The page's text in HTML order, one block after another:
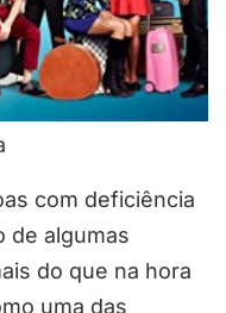
com deficiência
de algumas
do que na hora
uma das